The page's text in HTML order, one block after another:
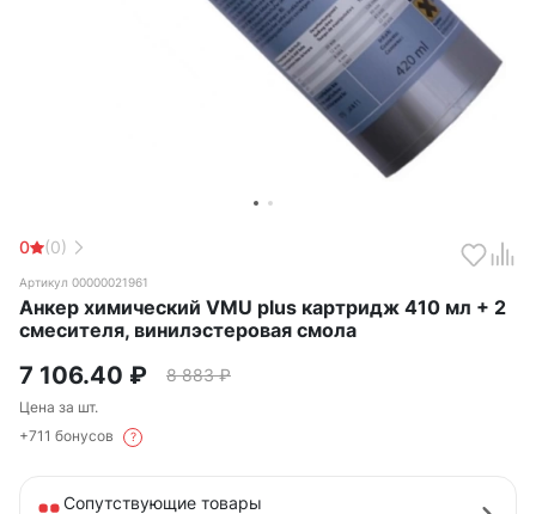
0 (0)
Артикул 00000021961
Анкер химический VMU plus картридж 410 мл + 2
смесителя, винилэстеровая смола
7 106.40 ₽ 8 883₽
Цена за шт.
+711 бонусов
?
Сопутствующие товары